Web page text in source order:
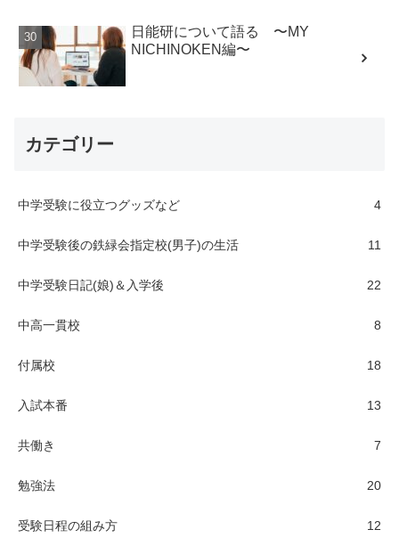
日能研について語る 〜MY
NICHINOKEN編〜
カテゴリー
中学受験に役立つグッズなど 4
中学受験後の鉄緑会指定校(男子)の生活 11
中学受験日記(娘)＆入学後 22
中高一貫校 8
付属校 18
入試本番 13
共働き 7
勉強法 20
受験日程の組み方 12